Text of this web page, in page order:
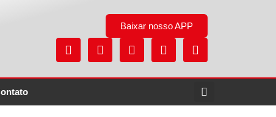
Baixar nosso APP